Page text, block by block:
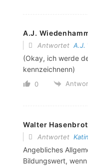
A.J.
Antwortet A.J.
(Okay, ich werde
kennzeichnenn)
0
Walter Hasenbrot
Antwortet
Angebliches
Bildungswert,